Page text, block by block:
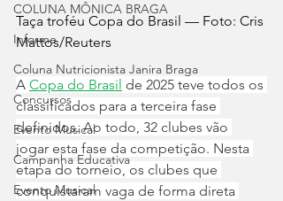
COLUNA MÔNICA BRAGA
Informe
Coluna Nutricionista Janira Braga
Concursos
Evento Musical
Campanha Educativa
Evento Musical
Taça troféu Copa do Brasil — Foto: Cris
Mattos/Reuters
A Copa do Brasil de 2025 teve todos os
classificados para a terceira fase
definidos. Ao todo, 32 clubes vão
jogar esta fase da competição. Nesta
etapa do torneio, os clubes que
conquistaram vaga de forma direta